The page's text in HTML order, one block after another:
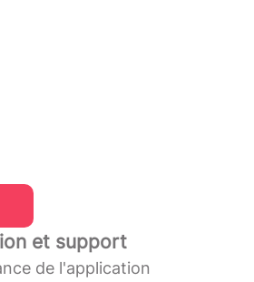
et support
de l'application